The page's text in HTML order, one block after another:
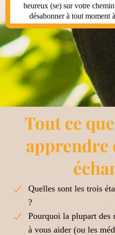
heureux (se) sur votre
désabonner à tout moment
Tout ce
apprendre
Quelles sont les trois
?
Pourquoi la plupart des
à vous aider (ou les